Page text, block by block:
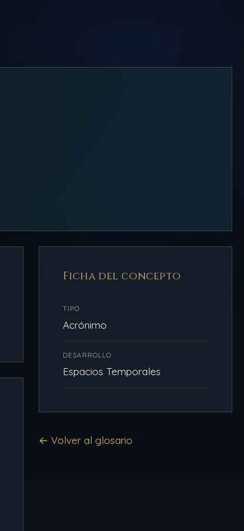
Ficha del concepto
TIPO
Acrónimo
DESARROLLO
Espacios Temporales
← Volver al glosario